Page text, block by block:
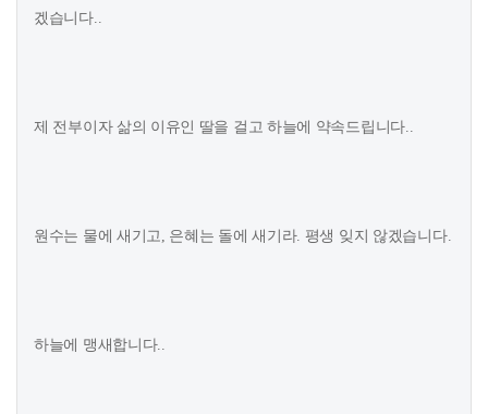
겠습니다..
제 전부이자 삶의 이유인 딸을 걸고 하늘에 약속드립니다..
원수는 물에 새기고, 은혜는 돌에 새기라. 평생 잊지 않겠습니다.
하늘에 맹새합니다..